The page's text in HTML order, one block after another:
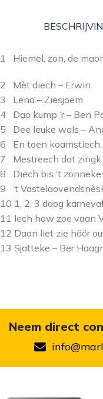
1 Hiemel, zon, de
2 Mèt diech – Erwin
3 Lena – Ziesjoem
4 Dao kump ‘r – Ben
5 Dee leuke wals –
6 En toen
7 Mestreech dat zingk
8 Diech bis ‘t zönneke
9 ‘t
10 1, 2, 3 daog
11 Iech haw zoe vaan
12 Daan liet zie häör
13 Sjatteke – Ber
Neem direct